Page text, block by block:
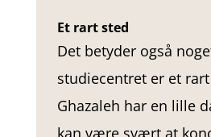
Et rart sted
Det betyder også
studiecentret er et
Ghazaleh har en lille
kan være svært at